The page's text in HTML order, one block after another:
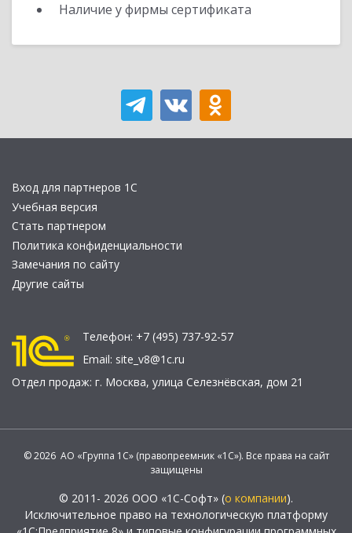
Наличие у фирмы сертификата
Вход для партнеров 1С
Учебная версия
Стать партнером
Политика конфиденциальности
Замечания по сайту
Другие сайты
Телефон: +7 (495) 737-92-57
Email: site_v8@1c.ru
Отдел продаж: г. Москва, улица Селезнёвская, дом 21
© 2026 АО «Группа 1С» (правопреемник «1С»). Все права на сайт
защищены
© 2011- 2026 ООО «1С-Софт» (о компании).
Исключительное право на технологическую платформу